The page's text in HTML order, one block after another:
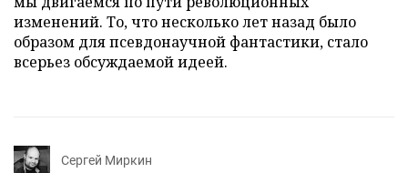
изменений. То, что несколько лет назад было
образом для псевдонаучной фантастики, стало
всерьез обсуждаемой идеей.
Сергей Миркин